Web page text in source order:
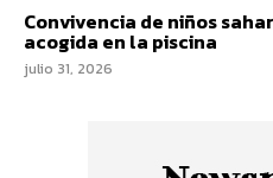
Convivencia de niños
acogida en la piscina
julio 31, 2026